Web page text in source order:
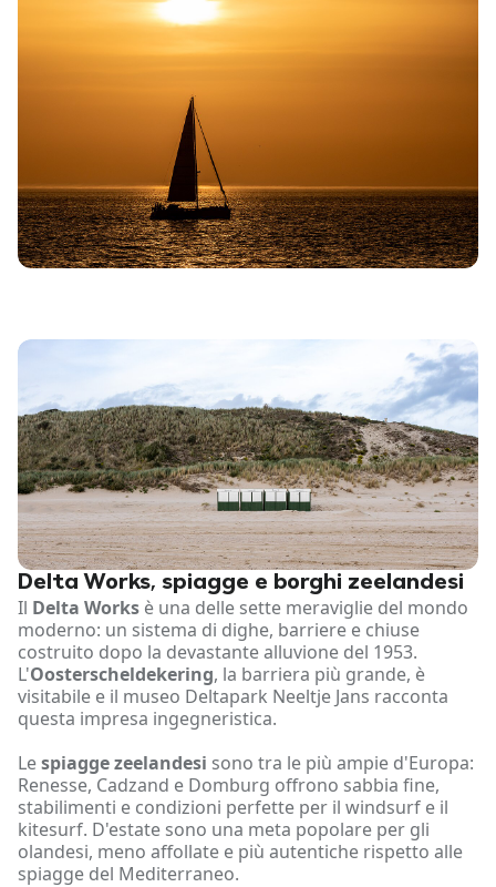
Delta Works, spiagge e borghi zeelandesi
Il Delta Works è una delle sette meraviglie del mondo
moderno: un sistema di dighe, barriere e chiuse
costruito dopo la devastante alluvione del 1953.
L'Oosterscheldekering, la barriera più grande, è
visitabile e il museo Deltapark Neeltje Jans racconta
questa impresa ingegneristica.
Lespiagge zeelandesi sono tra le più ampie d'Europa:
Renesse, Cadzand e Domburg offrono sabbia fine,
stabilimenti e condizioni perfette per il windsurf e il
kitesurf. D'estate sono una meta popolare per gli
olandesi, meno affollate e più autentiche rispetto alle
spiagge del Mediterraneo.